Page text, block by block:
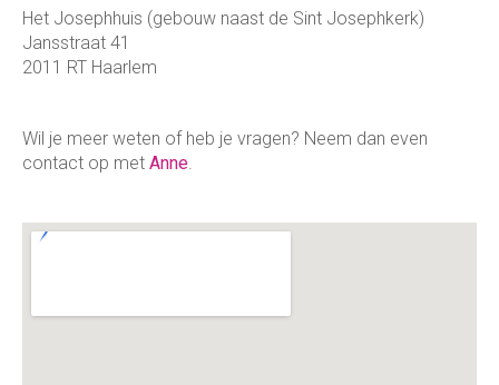
Het Josephhuis (gebouw naast de Sint Josephkerk)
Jansstraat 41
2011 RT Haarlem
Wil je meer weten of heb je vragen? Neem dan even
contact op met Anne.